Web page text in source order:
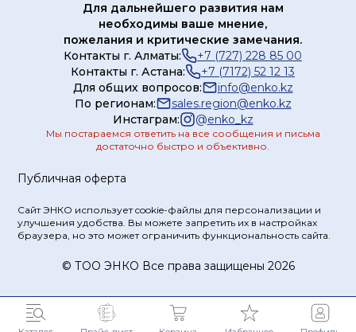
Публичная оферта
Сайт ЭНКО использует cookie-файлы для персонализации и
улучшения удобства. Вы можете запретить их в настройках
браузера, но это может ограничить функциональность сайта.
© ТOO ЭНКО Все права защищены 2026
Для дальнейшего развития нам
необходимы ваше мнение,
пожелания и критические замечания.
Контакты г. Алматы:
+7 (727) 228 85 00
Контакты г. Астана:
+7 (7172) 52 12 13
Для общих вопросов:
info@enko.kz
По регионам:
sales.region@enko.kz
Инстаграм:
@enko_kz
Мы постараемся ответить на все сообщения и письма
достаточно быстро и объективно.